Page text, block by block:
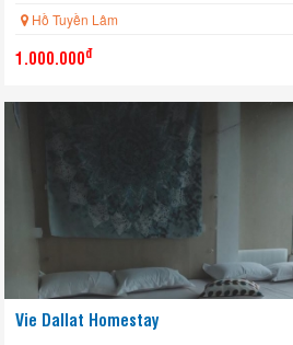
Hồ Tuyền Lâm
1.000.000đ
Vie Dallat Homestay